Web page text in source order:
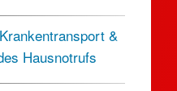
&
Hausnotrufs